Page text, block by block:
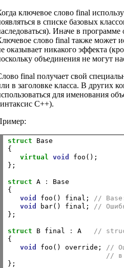
ключевое слово final
в списке базовых
Иначе в
слово final также может
оказывает никакого эффекта
объединения не могут
final получает свой
в заголовке класса. В других
для именования
C++).
struct Base
{
virtual
void
foo();
};
struct A :
Base
{
void
foo() final;
//
void
bar() final;
//
};
struct B final : A
//
{
void
foo() override;
//
// в
};